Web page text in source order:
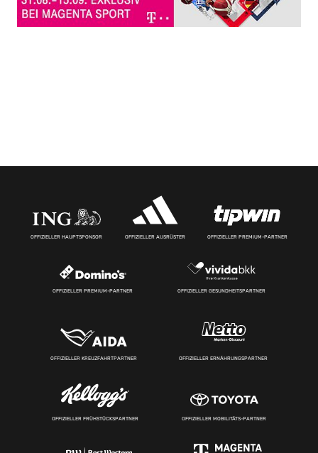
OFFIZIELLER HAUPTSPONSOR OFFIZIELLER AUSRÜSTER OFFIZIELLER PREMIUM-PARTNER
OFFIZIELLER PREMIUM-PARTNER OFFIZIELLER GESUNDHEITSPARTNER
OFFIZIELLER KREUZFAHRTPARTNER OFFIZIELLER ERNÄHRUNGSPARTNER
OFFIZIELLER FRÜHSTÜCKSPARTNER OFFIZIELLER MOBILITÄTS-PARTNER